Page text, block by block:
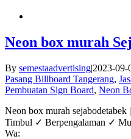
Neon box murah
By semestaadvertising|2023-09-
Pasang Billboard Tangerang,
Pembuatan Sign Board, Neon
Neon box murah
Timbul ✓ Berpengalaman ✓
Wa: